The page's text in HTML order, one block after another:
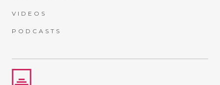
VIDEOS
PODCASTS